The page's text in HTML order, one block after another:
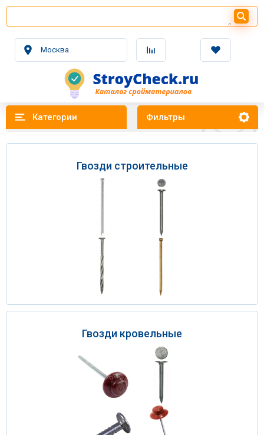
Москва
Фильтры
Категории
Гвозди строительные
Гвозди кровельные